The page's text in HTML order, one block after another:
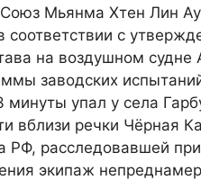
Мьянма Хтен Лин
с
на воздушном
заводских
упал у села
вблизи речки Чёрная
РФ, расследовавшей
экипаж